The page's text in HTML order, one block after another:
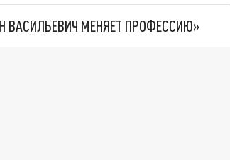
МЕНЯЕТ ПРОФЕССИЮ»